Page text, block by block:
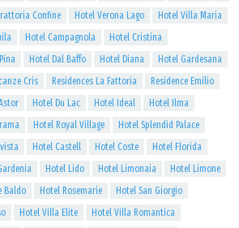
Confine Hotel Verona Lago
Hotel Villa Maria
Hotel Campagnola
Hotel Cristina
Hotel Dal Baffo Hotel Diana
Hotel Gardesana
Cris Residences La Fattoria
Residence Emilio
Hotel Du Lac Hotel Ideal
Hotel Ilma
Hotel Royal Village
Hotel Splendid Palace
Hotel Castell Hotel Coste
Hotel Florida
Hotel Lido Hotel Limonaia
Hotel Limone
Baldo Hotel Rosemarie
Hotel San Giorgio
Hotel Villa Elite
Hotel Villa Romantica